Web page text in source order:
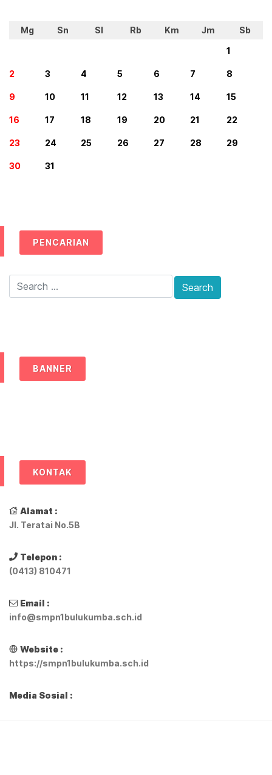
Mg Sn Sl Rb Km Jm
Sb
1
2 3 4 5 6 7 8
9 10 11 12 13 14 15
16 17 18 19 20 21 22
23 24 25 26 27 28 29
30 31
PENCARIAN
BANNER
KONTAK
Alamat :
Jl. Teratai No.5B
Telepon :
(0413) 810471
Email :
info@smpn1bulukumba.sch.id
Website :
https://smpn1bulukumba.sch.id
Media Sosial :